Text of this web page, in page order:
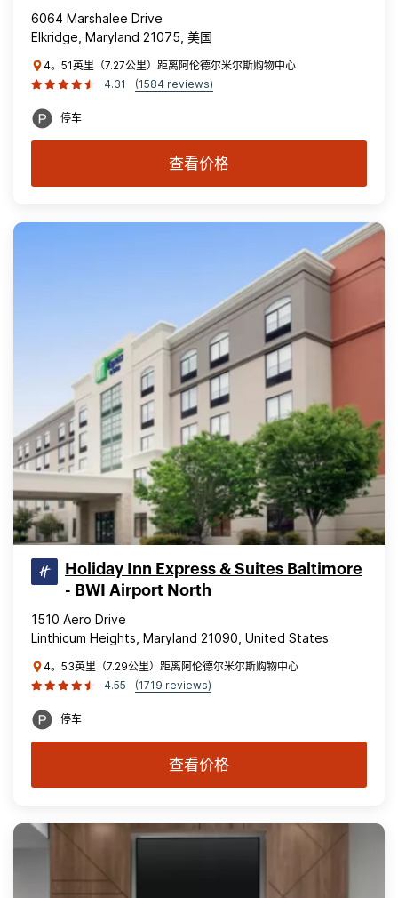
6064 Marshalee Drive
Elkridge, Maryland 21075, 美国
4。51英里（7.27公里）距离阿伦德尔米尔斯购物中心
4.31
(1584 reviews)
停车
查看价格
Holiday Inn Express & Suites Baltimore
- BWI Airport North
1510 Aero Drive
Linthicum Heights, Maryland 21090, United States
4。53英里（7.29公里）距离阿伦德尔米尔斯购物中心
4.55
(1719 reviews)
停车
查看价格